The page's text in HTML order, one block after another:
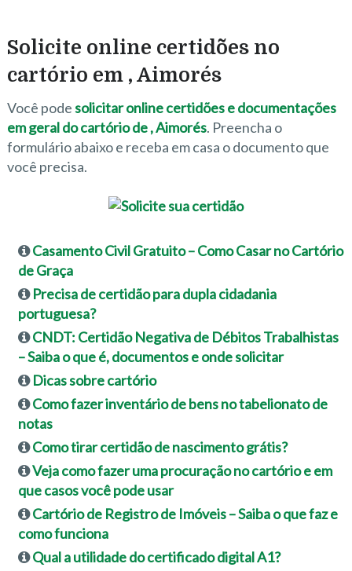
Solicite online certidões no
cartório em , Aimorés
Você podesolicitar online certidões e documentações
em geral do cartório de , Aimorés. Preencha o
formulário abaixo e receba em casa o documento que
você precisa.
Casamento Civil Gratuito – Como Casar no Cartório
de Graça
Precisa de certidão para dupla cidadania
portuguesa?
CNDT: Certidão Negativa de Débitos Trabalhistas
– Saiba o que é, documentos e onde solicitar
Dicas sobre cartório
Como fazer inventário de bens no tabelionato de
notas
Como tirar certidão de nascimento grátis?
Veja como fazer uma procuração no cartório e em
que casos você pode usar
Cartório de Registro de Imóveis – Saiba o que faz e
como funciona
Qual a utilidade do certificado digital A1?